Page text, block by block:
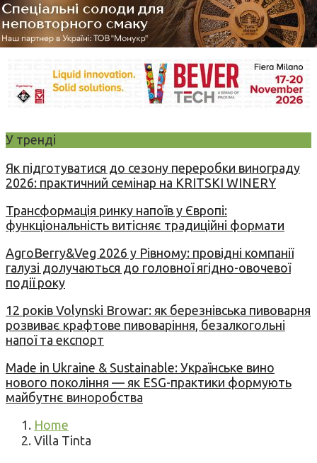
У тренді
Як підготуватися до сезону переробки винограду
2026: практичний семінар на KRITSKI WINERY
Трансформація ринку напоїв у Європі:
функціональність витісняє традиційні формати
AgroBerry&Veg 2026 у Рівному: провідні компанії
галузі долучаються до головної ягідно-овочевої
події року
12 років Volynski Browar: як березнівська пивоварня
розвиває крафтове пивоваріння, безалкогольні
напої та експорт
Made in Ukraine & Sustainable: Українське вино
нового покоління — як ESG-практики формують
майбутнє виноробства
Home
Villa Tinta